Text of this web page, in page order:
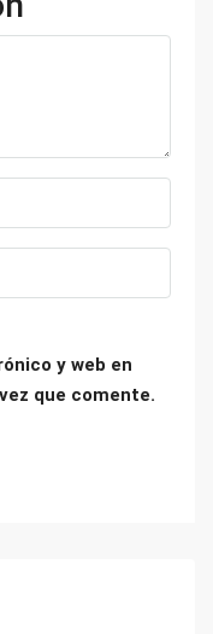
y web en
que comente.